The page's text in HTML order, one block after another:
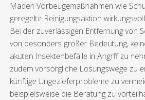
Maden Vorbeugemaßnahmen wie
geregelte Reinigungsaktion
Bei der zuverlässigen Entfernung von
von besonders großer Bedeutung,
akuten Insektenbefälle in Angrff zu
zudem vorsorgliche Lösungswege zu
künftige Ungezieferprobleme zu
beispielsweise die Beratung zu